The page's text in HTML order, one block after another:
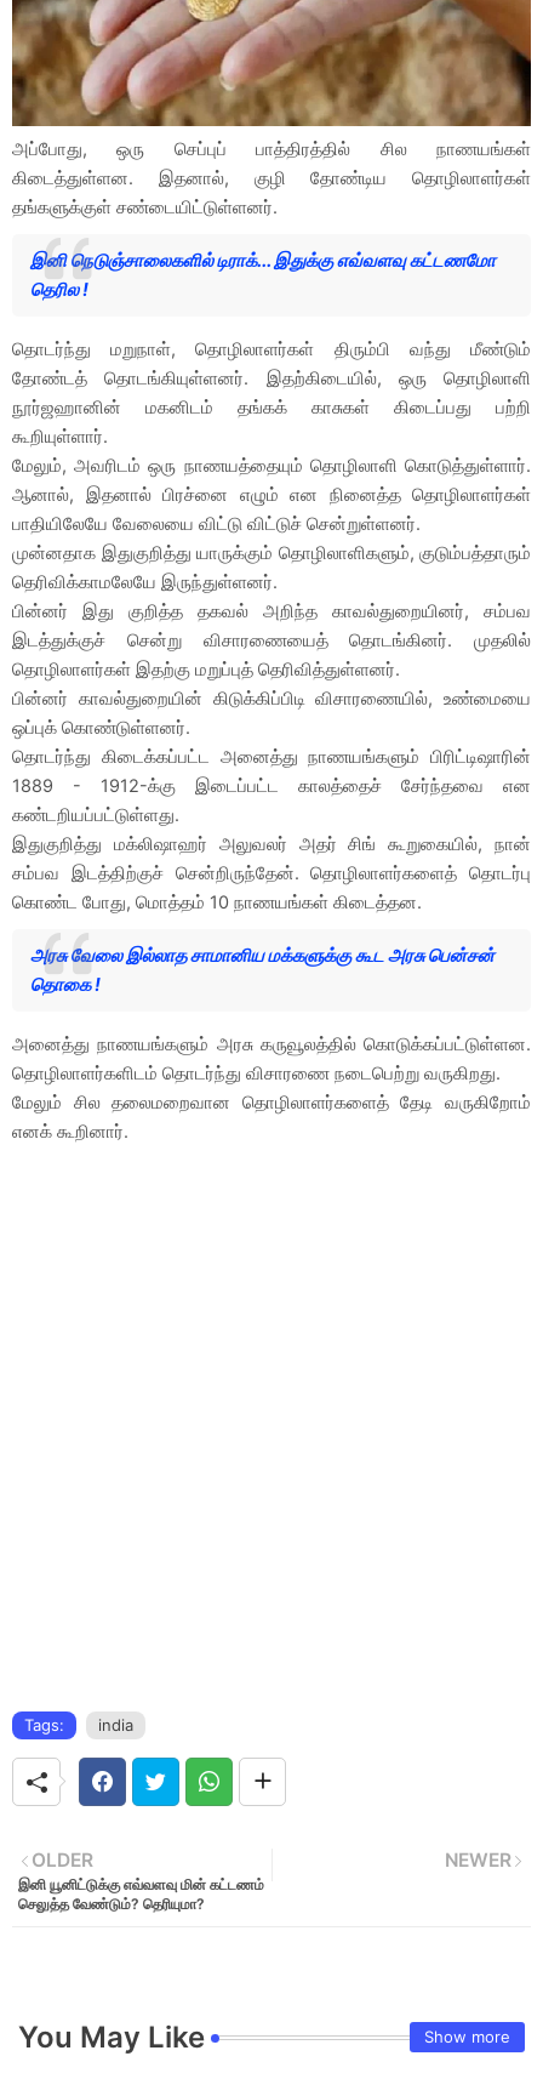
அப்போது, ​​ஒரு செப்புப் பாத்திரத்தில் சில நாணயங்கள்
கிடைத்துள்ளன. இதனால், குழி தோண்டிய தொழிலாளர்கள்
தங்களுக்குள் சண்டையிட்டுள்ளனர்.
இனி நெடுஞ்சாலைகளில் டிராக்... இதுக்கு எவ்வளவு கட்டணமோ
தெரில !
தொடர்ந்து மறுநாள், தொழிலாளர்கள் திரும்பி வந்து மீண்டும்
தோண்டத் தொடங்கியுள்ளனர். இதற்கிடையில், ஒரு தொழிலாளி
நூர்ஜஹானின் மகனிடம் தங்கக் காசுகள் கிடைப்பது பற்றி
கூறியுள்ளார்.
மேலும், அவரிடம் ஒரு நாணயத்தையும் தொழிலாளி கொடுத்துள்ளார்.
ஆனால், இதனால் பிரச்னை எழும் என நினைத்த தொழிலாளர்கள்
பாதியிலேயே வேலையை விட்டு விட்டுச் சென்றுள்ளனர்.
முன்னதாக இதுகுறித்து யாருக்கும் தொழிலாளிகளும், குடும்பத்தாரும்
தெரிவிக்காமலேயே இருந்துள்ளனர்.
பின்னர் இது குறித்த தகவல் அறிந்த காவல்துறையினர், சம்பவ
இடத்துக்குச் சென்று விசாரணையைத் தொடங்கினர். முதலில்
தொழிலாளர்கள் இதற்கு மறுப்புத் தெரிவித்துள்ளனர்.
பின்னர் காவல்துறையின் கிடுக்கிப்பிடி விசாரணையில், உண்மையை
ஒப்புக் கொண்டுள்ளனர்.
தொடர்ந்து கிடைக்கப்பட்ட அனைத்து நாணயங்களும் பிரிட்டிஷாரின்
1889 - 1912-க்கு இடைப்பட்ட காலத்தைச் சேர்ந்தவை என
கண்டறியப்பட்டுள்ளது.
இதுகுறித்து மக்லிஷாஹர் அலுவலர் அதர் சிங் கூறுகையில், நான்
சம்பவ இடத்திற்குச் சென்றிருந்தேன். தொழிலாளர்களைத் தொடர்பு
கொண்ட போது, ​​மொத்தம் 10 நாணயங்கள் கிடைத்தன.
அரசு வேலை இல்லாத சாமானிய மக்களுக்கு கூட அரசு பென்சன்
தொகை !
அனைத்து நாணயங்களும் அரசு கருவூலத்தில் கொடுக்கப்பட்டுள்ளன.
தொழிலாளர்களிடம் தொடர்ந்து விசாரணை நடைபெற்று வருகிறது.
மேலும் சில தலைமறைவான தொழிலாளர்களைத் தேடி வருகிறோம்
எனக் கூறினார்.
Tags: india
NEWER
OLDER
இனி யூனிட்டுக்கு எவ்வளவு மின் கட்டணம்
செலுத்த வேண்டும்? தெரியுமா?
You May Like Show more